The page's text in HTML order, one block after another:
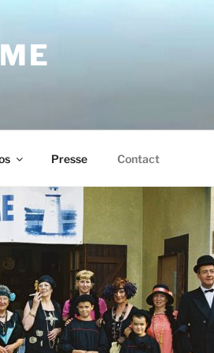
Presse Contact